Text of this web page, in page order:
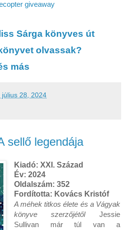
giveaway
Sárga könyves út
olvassak?
más
28, 2024
sellő legendája
Kiadó: XXI. Század
Év: 2024
Oldalszám: 352
Fordította: Kovács Kristóf
A méhek titkos élete és a Vágyak
könyve szerzőjétől Jessie
Sullivan már túl van a